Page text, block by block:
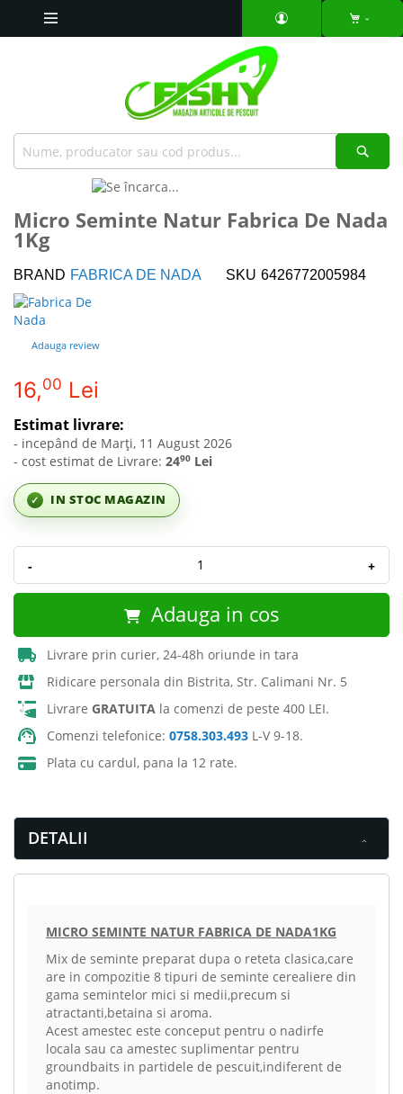
the
end
the
images
gallery
to
the
beginning
of
the
images
gallery
Micro Seminte Natur Fabrica De Nada
1Kg
BRAND FABRICA DE NADA SKU 6426772005984
Adauga review
16,00 Lei
✓ IN STOC MAGAZIN
Estimat livrare:
- incepând de Marți, 11 August 2026
- cost estimat de Livrare: 2490 Lei
- +
Adauga in cos
Livrare prin curier, 24-48h oriunde in tara
Ridicare personala din Bistrita, Str. Calimani Nr. 5
Livrare GRATUITA la comenzi de peste 400 LEI.
Comenzi telefonice: 0758.303.493 L-V 9-18.
Plata cu cardul, pana la 12 rate.
DETALII
MICRO SEMINTE NATUR FABRICA DE NADA1KG
Mix de seminte preparat dupa o reteta clasica,care
are in compozitie 8 tipuri de seminte cerealiere din
gama semintelor mici si medii,precum si
atractanti,betaina si aroma.
Acest amestec este conceput pentru o nadirfe
locala sau ca amestec suplimentar pentru
groundbaits in partidele de pescuit,indiferent de
anotimp.